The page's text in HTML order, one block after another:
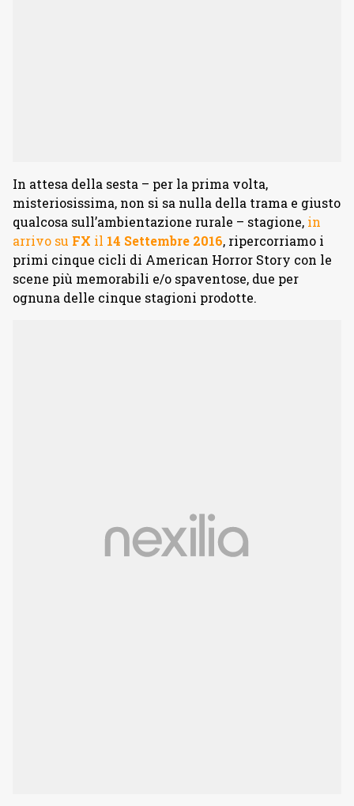
In attesa della sesta – per la prima volta,
misteriosissima, non si sa nulla della trama e giusto
qualcosa sull’ambientazione rurale – stagione, in
arrivo su FX il 14 Settembre 2016, ripercorriamo i
primi cinque cicli di American Horror Story con le
scene più memorabili e/o spaventose, due per
ognuna delle cinque stagioni prodotte.